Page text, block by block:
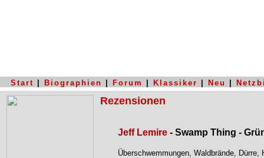
Start Biographien Forum Klassiker Neu
Rezensionen
Jeff Lemire - Swamp Thing -
Überschwemmungen, Waldbrände,